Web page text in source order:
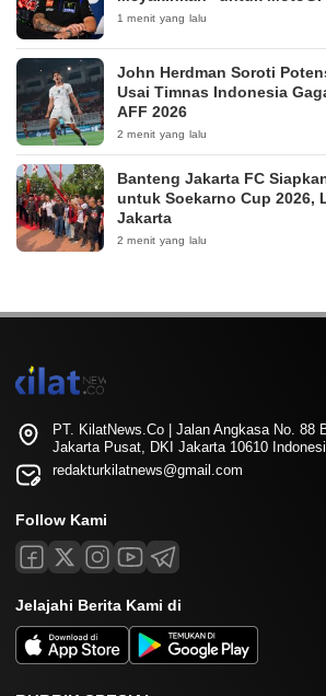
1 menit yang lalu
John Herdman Soroti
Usai Timnas Indonesia
AFF 2026
2 menit yang lalu
Banteng Jakarta FC
untuk Soekarno Cup 2026,
Jakarta
2 menit yang lalu
PT. KilatNews.Co | Jalan Angkasa No. 88
Jakarta Pusat, DKI Jakarta 10610
redakturkilatnews@gmail.com
Follow Kami
Jelajahi Berita Kami di